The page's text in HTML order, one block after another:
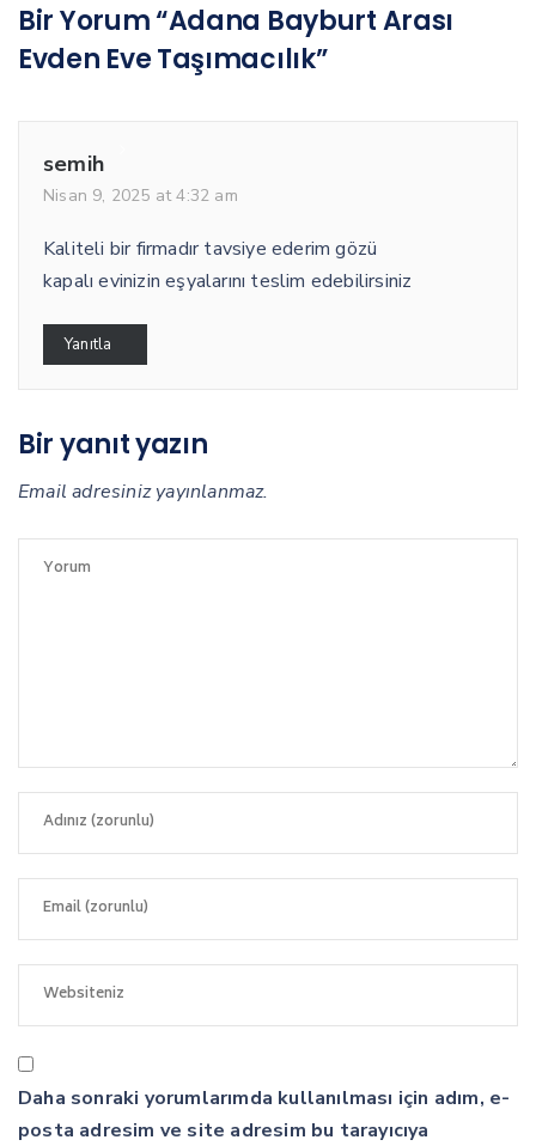
Bir Yorum “Adana Bayburt Arası
Evden Eve Taşımacılık”
semih
Nisan 9, 2025 at 4:32 am
Kaliteli bir firmadır tavsiye ederim gözü
kapalı evinizin eşyalarını teslim edebilirsiniz
Yanıtla
Bir yanıt yazın
Email adresiniz yayınlanmaz.
Daha sonraki yorumlarımda kullanılması için adım, e-
posta adresim ve site adresim bu tarayıcıya